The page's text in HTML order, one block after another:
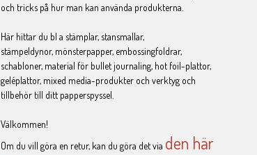
och tricks på hur man kan använda produkterna.
Här hittar du bl a stämplar, stansmallar,
stämpeldynor, mönsterpapper, embossingfoldrar,
schabloner, material för bullet journaling, hot foil-plattor,
geléplattor, mixed media-produkter och verktyg och
tillbehör till ditt papperspyssel.
Välkommen!
Om du vill göra en retur, kan du göra det via den här